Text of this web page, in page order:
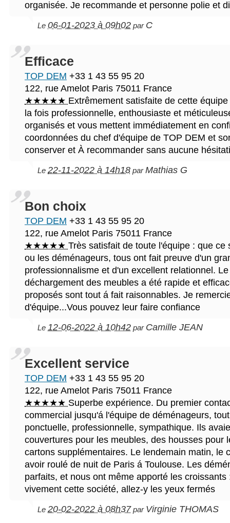
organisée. Je recommande et personne polie et
Le 06-01-2023 à 09h02 par C
Efficace
TOP DEM +33 1 43 55 95 20
122, rue Amelot Paris 75011 France
★★★★★ Extrêmement satisfaite de cette
la fois professionnelle, enthousiaste et
organisés et vous mettent immédiatement en
coordonnées du chef d'équipe de TOP DEM et
conserver et À recommander sans aucune
Le 22-11-2022 à 14h18 parMathias G
Bon choix
TOP DEM +33 1 43 55 95 20
122, rue Amelot Paris 75011 France
★★★★★ Très satisfait de toute l'équipe : que ce
ou les déménageurs, tous ont fait preuve d'un
professionnalisme et d'un excellent relationnel.
déchargement des meubles a été rapide et
proposés sont tout á fait raisonnables. Je
d'équipe...Vous pouvez leur faire confiance
Le 12-06-2022 à 10h42 par Camille JEAN
Excellent service
TOP DEM +33 1 43 55 95 20
122, rue Amelot Paris 75011 France
★★★★★ Superbe expérience. Du premier
commercial jusqu'á l'équipe de déménageurs,
ponctuelle, professionnelle, sympathique. Ils
couvertures pour les meubles, des housses pour
cartons supplémentaires. Le lendemain matin, le
avoir roulé de nuit de Paris á Toulouse. Les
parfaits, et nous ont même apporté les
vivement cette société, allez-y les yeux fermés
Le 20-02-2022 à 08h37par Virginie THOMAS